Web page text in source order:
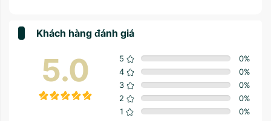
Khách hàng đánh giá
5.0 5 0%
4
0%
3
0%
2
0%
1
0%